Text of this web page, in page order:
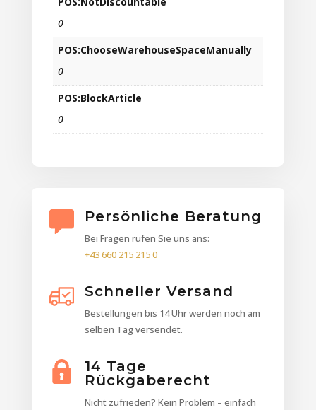
0
POS:ChooseWarehouseSpaceManually
0
POS:BlockArticle
0
Persönliche Beratung
Bei Fragen rufen Sie uns ans:
+43 660 215 215 0
Schneller Versand
Bestellungen bis 14 Uhr werden noch am
selben Tag versendet.
14 Tage
Rückgaberecht
Nicht zufrieden? Kein Problem – einfach